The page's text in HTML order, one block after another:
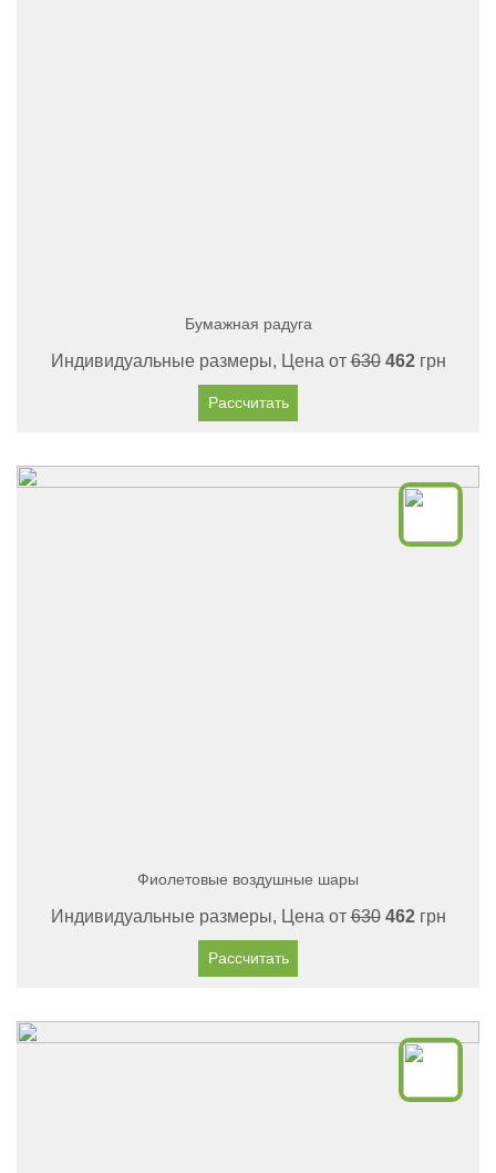
Бумажная радуга
Индивидуальные размеры, Цена от630 462грн
Рассчитать
Фиолетовые воздушные шары
Индивидуальные размеры, Цена от630 462грн
Рассчитать